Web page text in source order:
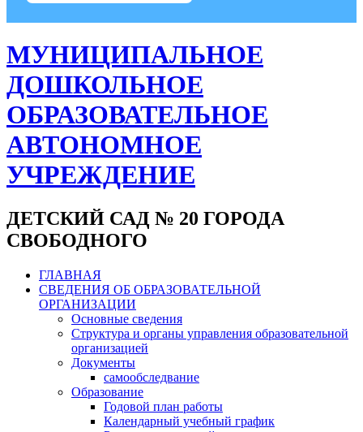
МУНИЦИПАЛЬНОЕ
ДОШКОЛЬНОЕ
ОБРАЗОВАТЕЛЬНОЕ
АВТОНОМНОЕ
УЧРЕЖДЕНИЕ
ДЕТСКИЙ САД № 20 ГОРОДА
СВОБОДНОГО
ГЛАВНАЯ
СВЕДЕНИЯ ОБ ОБРАЗОВАТЕЛЬНОЙ
ОРГАНИЗАЦИИ
Основные сведения
Структура и органы управления образовательной
организацией
Документы
самообследвание
Образование
Годовой план работы
Календарный учебный график